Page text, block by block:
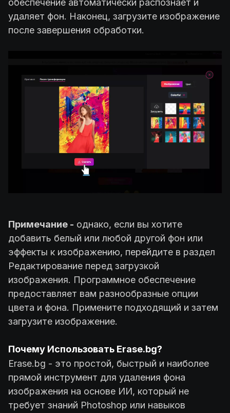
обеспечение автоматически распознает и
удаляет фон. Наконец, загрузите изображение
после завершения обработки.
Примечание - однако, если вы хотите
добавить белый или любой другой фон или
эффекты к изображению, перейдите в раздел
Редактирование перед загрузкой
изображения. Программное обеспечение
предоставляет вам разнообразные опции
цвета и фона. Примените подходящий и затем
загрузите изображение.
Почему Использовать Erase.bg?
Erase.bg - это простой, быстрый и наиболее
прямой инструмент для удаления фона
изображения на основе ИИ, который не
требует знаний Photoshop или навыков